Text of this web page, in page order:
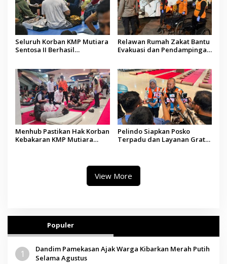
Seluruh Korban KMP Mutiara
Sentosa II Berhasil
Relawan Rumah Zakat Bantu
Evakuasi dan Pendampingan
Menhub Pastikan Hak Korban
Kebakaran KMP Mutiara
Pelindo Siapkan Posko
Terpadu dan Layanan Gratis
View More
Populer
1
Dandim Pamekasan Ajak Warga Kibarkan Merah Putih
Selama Agustus